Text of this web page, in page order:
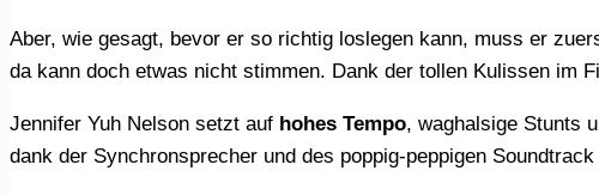
Aber, wie gesagt, bevor er so richtig loslegen kann, muss er zuerst seine eigene Mitte finden und sich seiner eigenen Vergangenheit stellen, eine Gans als Vater,
da kann doch etwas nicht stimmen. Dank der tollen Kulissen im
Jennifer Yuh Nelson setzt auf hohes Tempo, waghalsige Stunts
dank der Synchronsprecher und des poppig-peppigen